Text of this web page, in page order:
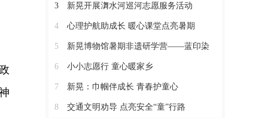
3 新晃开展㵲水河巡河志愿服务活动
4 心理护航助成长 暖心课堂点亮暑期
5 新晃博物馆暑期非遗研学营——蓝印染
6 小小志愿行 童心暖家乡
7 新晃：巾帼伴成长 青春护童心
8 交通文明劝导 点亮安全“童”行路